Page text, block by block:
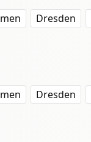
Dresden
Dresden